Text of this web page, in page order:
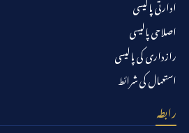
ادارتی پالیسی
اصلاحی پالیسی
رازداری کی پالیسی
استعمال کی شرائط
رابطہ